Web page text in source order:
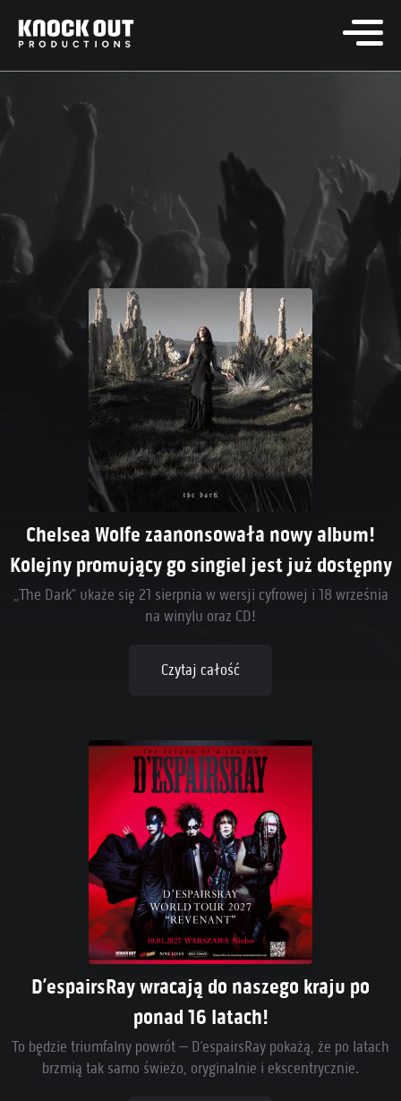
Chelsea Wolfe zaanonsowała nowy album!
Kolejny promujący go singiel jest już dostępny
„The Dark” ukaże się 21 sierpnia w wersji cyfrowej i 18 września
na winylu oraz CD!
Czytaj całość
D’espairsRay wracają do naszego kraju po
ponad 16 latach!
To będzie triumfalny powrót – D’espairsRay pokażą, że po latach
brzmią tak samo świeżo, oryginalnie i ekscentrycznie.